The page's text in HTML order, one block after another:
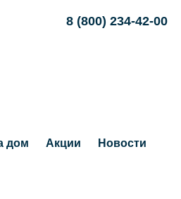
8 (800) 234-42-00
дом Акции Новости